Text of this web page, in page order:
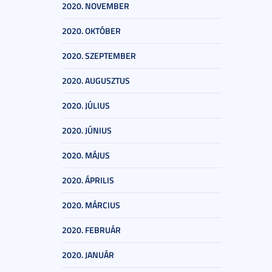
2020. NOVEMBER
2020. OKTÓBER
2020. SZEPTEMBER
2020. AUGUSZTUS
2020. JÚLIUS
2020. JÚNIUS
2020. MÁJUS
2020. ÁPRILIS
2020. MÁRCIUS
2020. FEBRUÁR
2020. JANUÁR